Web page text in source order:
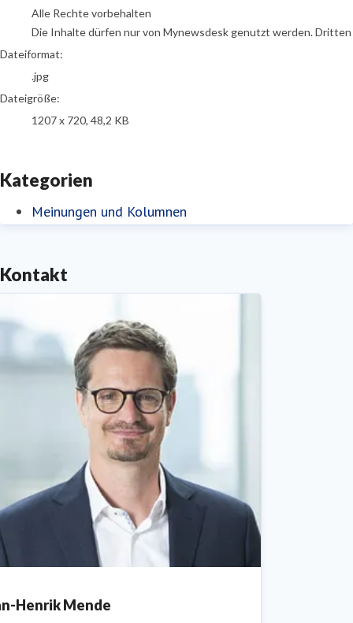
Alle Rechte vorbehalten
Die Inhalte dürfen nur von Mynewsdesk genutzt werden.
Dateiformat:
.jpg
Dateigröße:
1207 x 720, 48,2 KB
Kategorien
Meinungen und Kolumnen
Kontakt
Henrik Mende